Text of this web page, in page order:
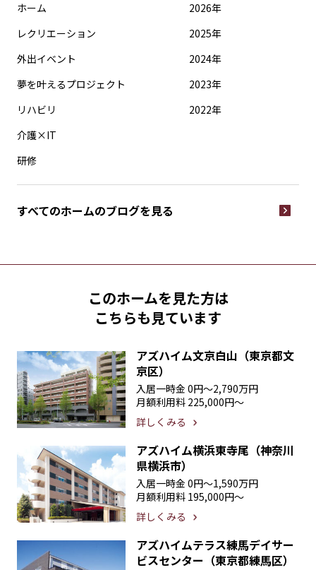
ホーム
レクリエーション
外出イベント
夢を叶えるプロジェクト
リハビリ
介護×IT
研修
2026年
2025年
2024年
2023年
2022年
すべてのホームのブログを見る
このホームを見た方は
こちらも見ています
アズハイム文京白山（東京都文
京区）
入居一時金 0円〜2,790万円
月額利用料 225,000円〜
詳しくみる
アズハイム横浜東寺尾（神奈川
県横浜市）
入居一時金 0円〜1,590万円
月額利用料 195,000円〜
詳しくみる
アズハイムテラス練馬デイサー
ビスセンター（東京都練馬区）